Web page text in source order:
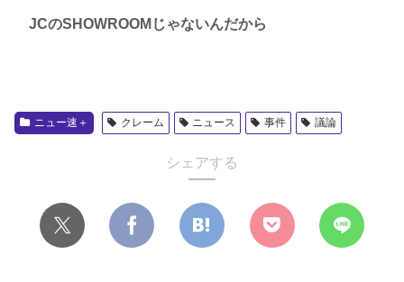
JCのSHOWROOMじゃないんだから
ニュー速＋ クレーム ニュース 事件 議論
シェアする